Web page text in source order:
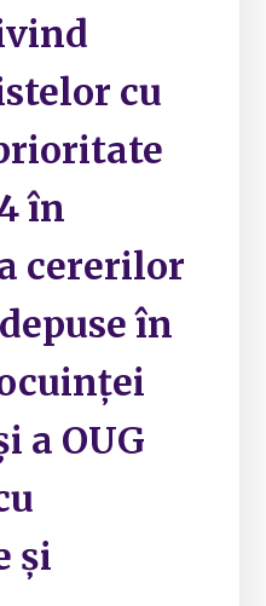
cu
în
cererilor
în
a OUG
și